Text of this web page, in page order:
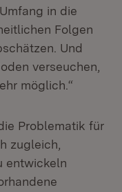
in die
Folgen
Und
verseuchen,
möglich.“
Problematik für
zugleich,
entwickeln